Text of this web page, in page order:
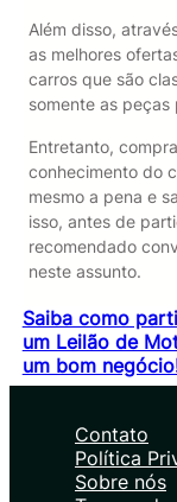
Além disso,
as melhores
carros que são
somente as
Entretanto,
conhecimento do
mesmo a pena e
isso, antes de
recomendado
neste assunto.
Saiba como
um Leilão de
um bom
Contato
Política
Sobre nós